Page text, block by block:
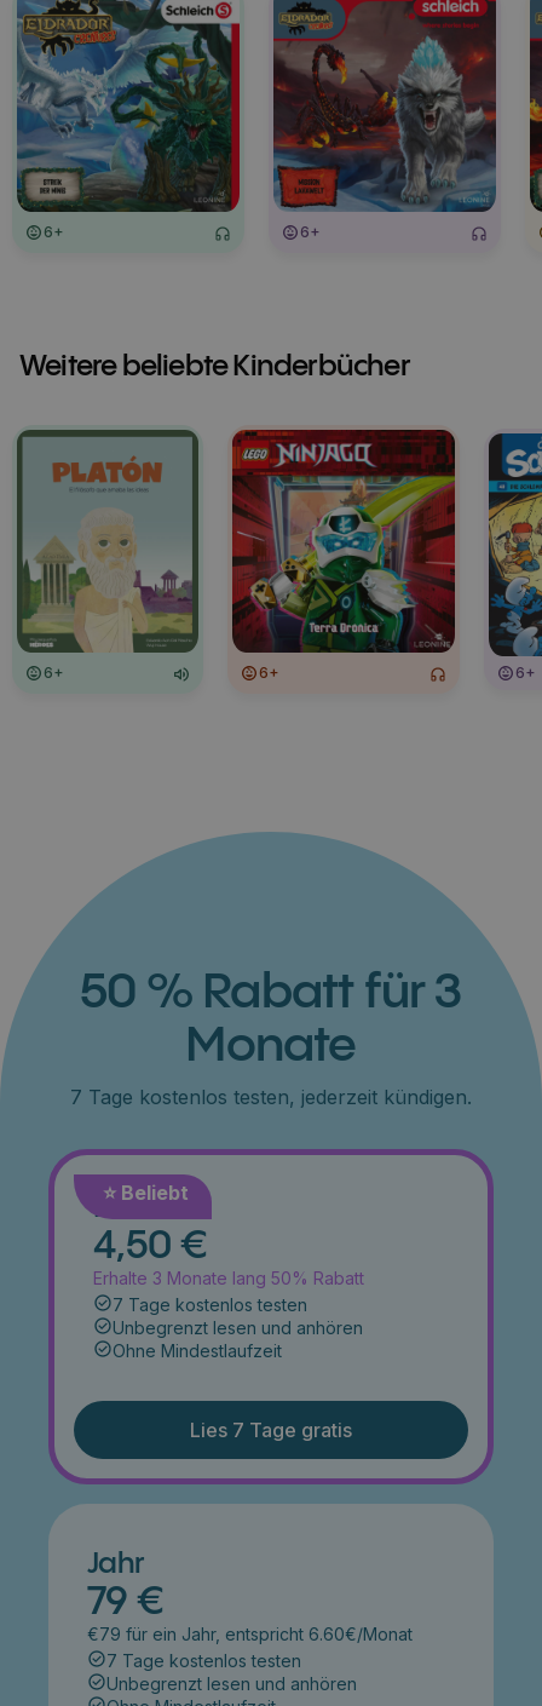
6+ 6+
Weitere beliebte Kinderbücher
6+ 6+ 6+
50 % Rabatt für 3
Monate
7 Tage kostenlos testen, jederzeit kündigen.
⭐️ Beliebt
Monat
4,50 €
Erhalte 3 Monate lang 50% Rabatt
7 Tage kostenlos testen
Unbegrenzt lesen und anhören
Ohne Mindestlaufzeit
Lies 7 Tage gratis
Jahr
79 €
€79 für ein Jahr, entspricht 6.60€/Monat
7 Tage kostenlos testen
Unbegrenzt lesen und anhören